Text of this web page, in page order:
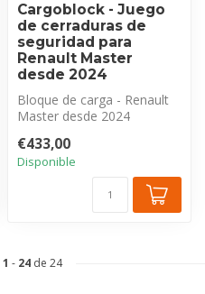
Cargoblock - Juego
de cerraduras de
seguridad para
Renault Master
desde 2024
Bloque de carga - Renault
Master desde 2024
seguridad pa...
€433,00
Disponible
1 - 24 de 24